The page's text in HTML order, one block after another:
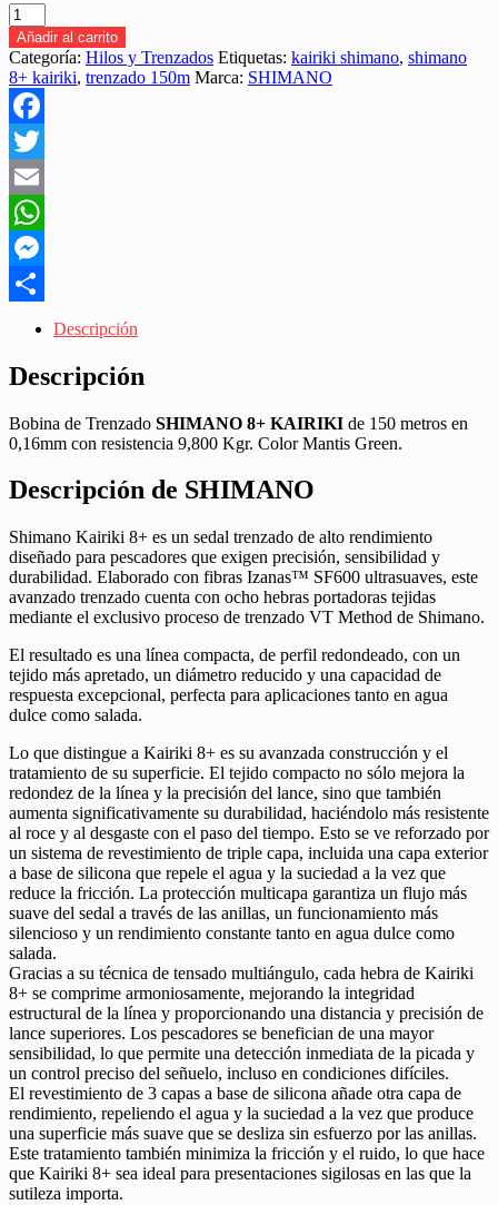
SHIMANO
TRENZADO
LINEA
KAIRIKI
8+
150m
0.16mm
9.8kg
"MANTIS
GREEN"
cantidad
Añadir al carrito
Categoría: Hilos y Trenzados Etiquetas: kairiki shimano, shimano
8+ kairiki, trenzado 150m Marca: SHIMANO
Facebook
Twitter
Email
WhatsApp
Messenger
Descripción
Descripción
Bobina de Trenzado SHIMANO 8+ KAIRIKI de 150 metros en
0,16mm con resistencia 9,800 Kgr. Color Mantis Green.
Descripción de SHIMANO
Shimano Kairiki 8+ es un sedal trenzado de alto rendimiento
diseñado para pescadores que exigen precisión, sensibilidad y
durabilidad. Elaborado con fibras Izanas™ SF600 ultrasuaves, este
avanzado trenzado cuenta con ocho hebras portadoras tejidas
mediante el exclusivo proceso de trenzado VT Method de Shimano.
El resultado es una línea compacta, de perfil redondeado, con un
tejido más apretado, un diámetro reducido y una capacidad de
respuesta excepcional, perfecta para aplicaciones tanto en agua
dulce como salada.
Lo que distingue a Kairiki 8+ es su avanzada construcción y el
tratamiento de su superficie. El tejido compacto no sólo mejora la
redondez de la línea y la precisión del lance, sino que también
aumenta significativamente su durabilidad, haciéndolo más resistente
al roce y al desgaste con el paso del tiempo. Esto se ve reforzado por
un sistema de revestimiento de triple capa, incluida una capa exterior
a base de silicona que repele el agua y la suciedad a la vez que
reduce la fricción. La protección multicapa garantiza un flujo más
suave del sedal a través de las anillas, un funcionamiento más
silencioso y un rendimiento constante tanto en agua dulce como
salada.
Gracias a su técnica de tensado multiángulo, cada hebra de Kairiki
8+ se comprime armoniosamente, mejorando la integridad
estructural de la línea y proporcionando una distancia y precisión de
lance superiores. Los pescadores se benefician de una mayor
sensibilidad, lo que permite una detección inmediata de la picada y
un control preciso del señuelo, incluso en condiciones difíciles.
El revestimiento de 3 capas a base de silicona añade otra capa de
rendimiento, repeliendo el agua y la suciedad a la vez que produce
una superficie más suave que se desliza sin esfuerzo por las anillas.
Este tratamiento también minimiza la fricción y el ruido, lo que hace
que Kairiki 8+ sea ideal para presentaciones sigilosas en las que la
sutileza importa.